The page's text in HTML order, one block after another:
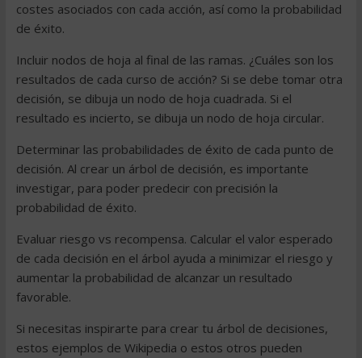
costes asociados con cada acción, así como la probabilidad
de éxito.
Incluir nodos de hoja al final de las ramas. ¿Cuáles son los
resultados de cada curso de acción? Si se debe tomar otra
decisión, se dibuja un nodo de hoja cuadrada. Si el
resultado es incierto, se dibuja un nodo de hoja circular.
Determinar las probabilidades de éxito de cada punto de
decisión. Al crear un árbol de decisión, es importante
investigar, para poder predecir con precisión la
probabilidad de éxito.
Evaluar riesgo vs recompensa. Calcular el valor esperado
de cada decisión en el árbol ayuda a minimizar el riesgo y
aumentar la probabilidad de alcanzar un resultado
favorable.
Si necesitas inspirarte para crear tu árbol de decisiones,
estos ejemplos de Wikipedia o estos otros pueden